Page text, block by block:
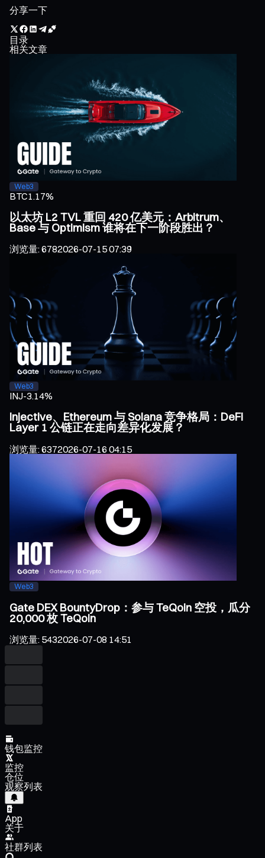
分享一下
目录
相关文章
Web3
BTC1.17%
以太坊 L2 TVL 重回 420 亿美元：Arbitrum、
Base 与 Optimism 谁将在下一阶段胜出？
浏览量:6782026-07-15 07:39
Web3
INJ-3.14%
Injective、Ethereum 与 Solana 竞争格局：DeFi
Layer 1 公链正在走向差异化发展？
浏览量:6372026-07-16 04:15
Web3
Gate DEX BountyDrop：参与 TeQoin 空投，瓜分
20,000 枚 TeQoin
浏览量: 5432026-07-08 14:51
钱包监控
监控
仓位
观察列表
App
关于
社群列表